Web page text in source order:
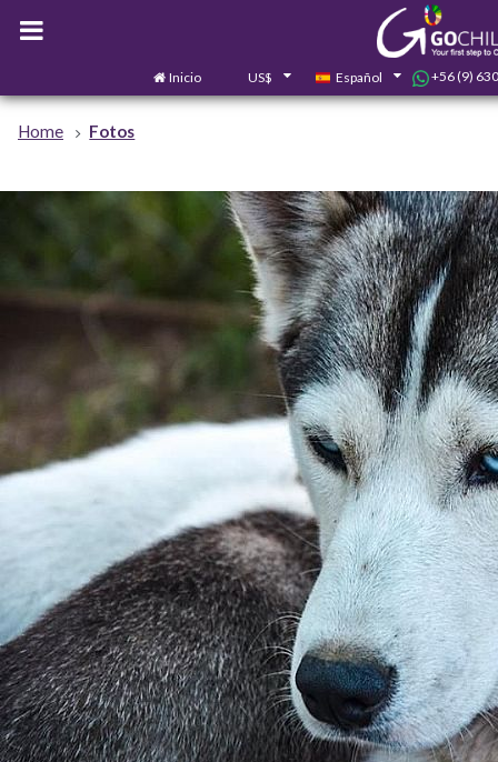
Inicio US$ Español +56 (9)
Home Fotos